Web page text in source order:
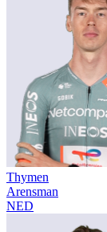
Thymen
Arensman
NED